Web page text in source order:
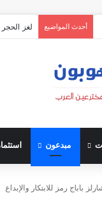
أحدث المواضيع لغز
مبدعون
باباج رمز للابتكار والإبداع